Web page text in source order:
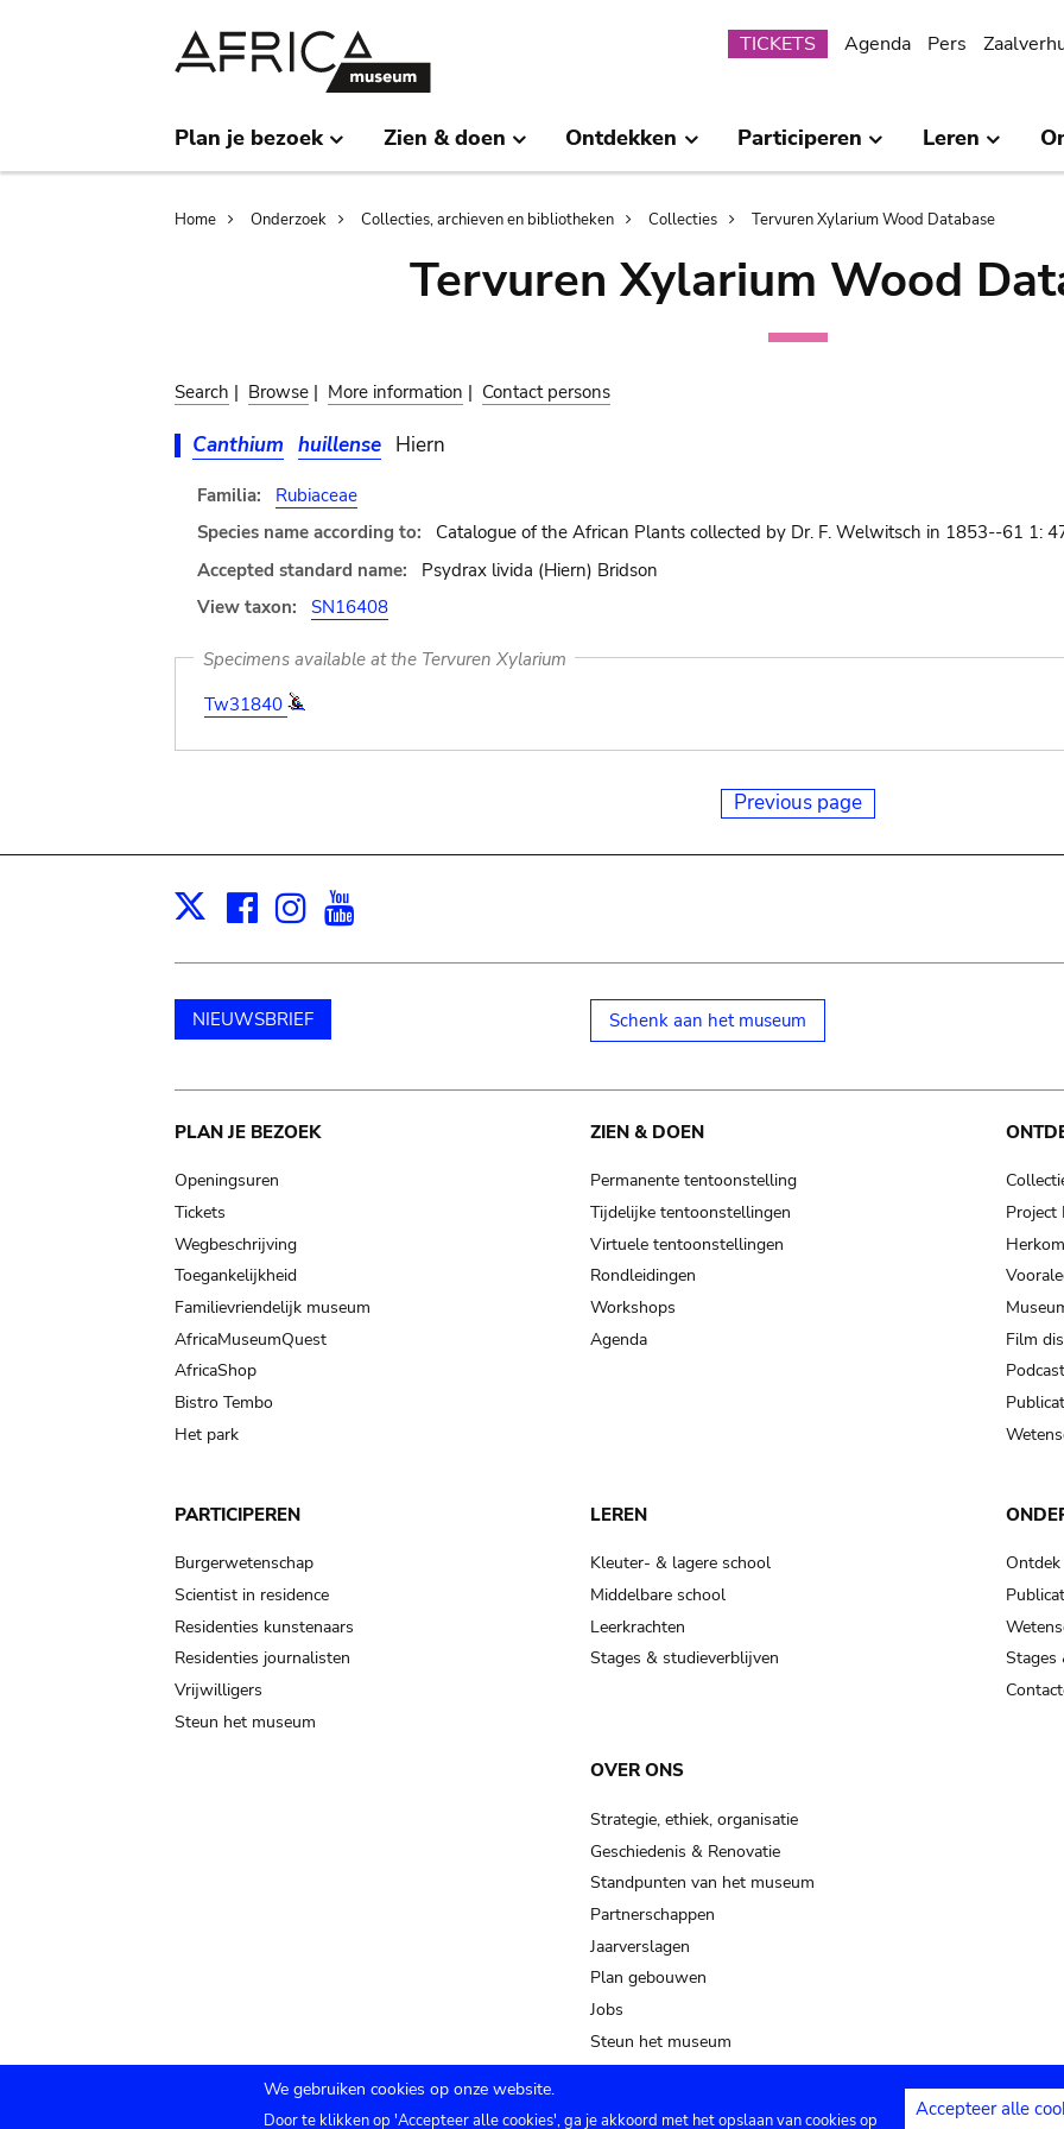
Submenu
TICKETS Agenda Pers
Plan je bezoek Zien & doen Ontdekken Participeren Leren
Breadcrumb
Home Onderzoek Collecties, archieven en bibliotheken Collecties Tervuren Xylarium Wood Database
Tervuren Xylarium Wood
Search | Browse | More information | Contact persons
Canthium huillense Hiern
Familia:
Rubiaceae
Species name according to:
Catalogue of the African Plants collected by Dr. F. Welwitsch in 1853--61 1:
Accepted standard name:
Psydrax livida (Hiern) Bridson
View taxon:
SN16408
Specimens available at the Tervuren Xylarium
Tw31840
Previous page
X Facebook
Instagram
NIEUWSBRIEF Schenk aan het museum
Main
navigation
PLAN JE BEZOEK
Openingsuren
Tickets
Wegbeschrijving
Toegankelijkheid
Familievriendelijk museum
AfricaMuseumQuest
AfricaShop
Bistro Tembo
Het park
ZIEN & DOEN
Permanente tentoonstelling
Tijdelijke tentoonstellingen
Virtuele tentoonstellingen
Rondleidingen
Workshops
Agenda
Project
Film
PARTICIPEREN
Burgerwetenschap
Scientist in residence
Residenties kunstenaars
Residenties journalisten
Vrijwilligers
Steun het museum
LEREN
Kleuter- & lagere school
Middelbare school
Leerkrachten
Stages & studieverblijven
Stages
OVER ONS
Strategie, ethiek, organisatie
Geschiedenis & Renovatie
Standpunten van het museum
Partnerschappen
Jaarverslagen
Plan gebouwen
Jobs
Steun het museum
We gebruiken cookies op onze website.
Door te klikken op 'Accepteer alle cookies', ga je akkoord met het opslaan van cookies op Accepteer alle